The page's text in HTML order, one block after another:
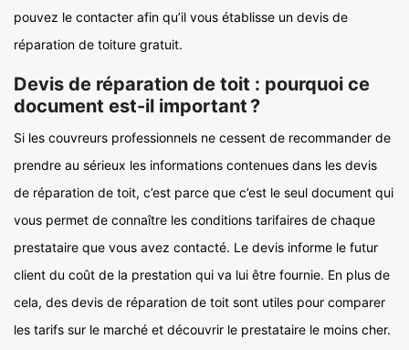
pouvez le contacter afin qu’il vous établisse un devis de
réparation de toiture gratuit.
Devis de réparation de toit : pourquoi ce
document est-il important ?
Si les couvreurs professionnels ne cessent de recommander de
prendre au sérieux les informations contenues dans les devis
de réparation de toit, c’est parce que c’est le seul document qui
vous permet de connaître les conditions tarifaires de chaque
prestataire que vous avez contacté. Le devis informe le futur
client du coût de la prestation qui va lui être fournie. En plus de
cela, des devis de réparation de toit sont utiles pour comparer
les tarifs sur le marché et découvrir le prestataire le moins cher.